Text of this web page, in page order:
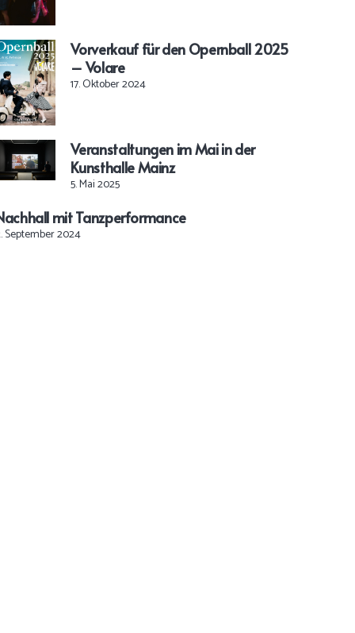
Vorverkauf für den Opernball 2025
– Volare
17. Oktober 2024
Veranstaltungen im Mai in der
Kunsthalle Mainz
5. Mai 2025
mit Tanzperformance
September 2024